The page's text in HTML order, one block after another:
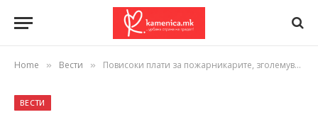
Home » Вести » Повисоки плати за пожарникарите, зголемување и за општинската администрација во Делчево
ВЕСТИ